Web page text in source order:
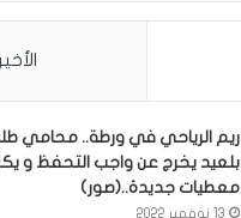
ريم الرياحي في ورطة.. محامي
بلعيد يخرج عن واجب التحفظ و
معطيات جديدة..(صور)
13 نوفمبر 2022